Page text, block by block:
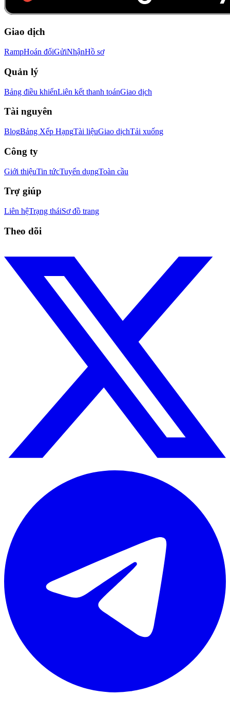
Giao dịch
RampHoán đổiGửiNhậnHồ sơ
Quản lý
Bảng điều khiểnLiên kết thanh toánGiao dịch
Tài nguyên
BlogBảng Xếp HạngTài liệuGiao dịchTải xuống
Công ty
Giới thiệuTin tứcTuyển dụngToàn cầu
Trợ giúp
Liên hệTrạng tháiSơ đồ trang
Theo dõi